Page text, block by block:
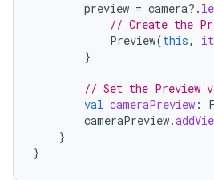
preview = camera?.
// Create the
Preview(this, it
}
// Set the Preview
val cameraPreview :
cameraPreview.
}
}